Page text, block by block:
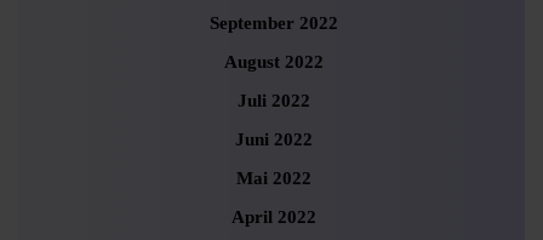
September 2022
August 2022
Juli 2022
Juni 2022
Mai 2022
April 2022